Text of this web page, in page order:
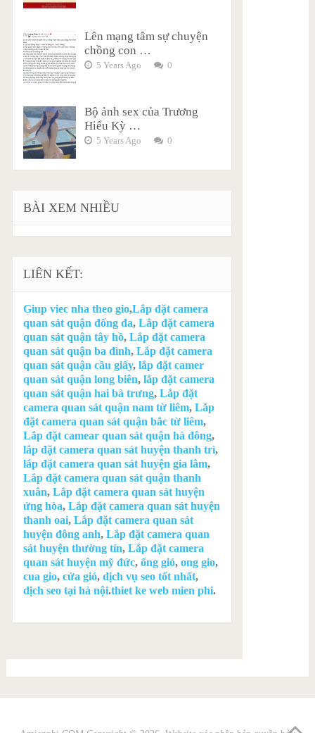
Lên mạng tâm sự chuyện
chồng con …
5 Years Ago 0
Bộ ảnh sex của Trương
Hiểu Kỳ …
5 Years Ago 0
BÀI XEM NHIỀU
LIÊN KẾT:
Giup viec nha theo gio,Lắp đặt camera
quan sát quận đống đa, Lắp đặt camera
quan sát quận tây hồ, Lắp đặt camera
quan sát quận ba đình, Lắp đặt camera
quan sát quận cầu giấy, lắp đặt camer
quan sát quận long biên, lắp đặt camera
quan sát quận hai bà trưng, Lắp đặt
camera quan sát quận nam từ liêm, Lắp
đặt camera quan sát quận bắc từ liêm,
Lắp đặt camear quan sát quận hà đông,
lắp đặt camera quan sát huyện thanh trì,
lắp đặt camera quan sát huyện gia lâm,
Lắp đặt camera quan sát quận thanh
xuân, Lắp đặt camera quan sát huyện
ứng hòa, Lắp đặt camera quan sát huyện
thanh oai, Lắp đặt camera quan sát
huyện đông anh, Lắp đặt camera quan
sát huyện thường tín, Lắp đặt camera
quan sát huyện mỹ đức, ống gió, ong gio,
cua gio, cửa gió, dịch vụ seo tốt nhất,
dịch seo tại hà nội.thiet ke web mien phi.